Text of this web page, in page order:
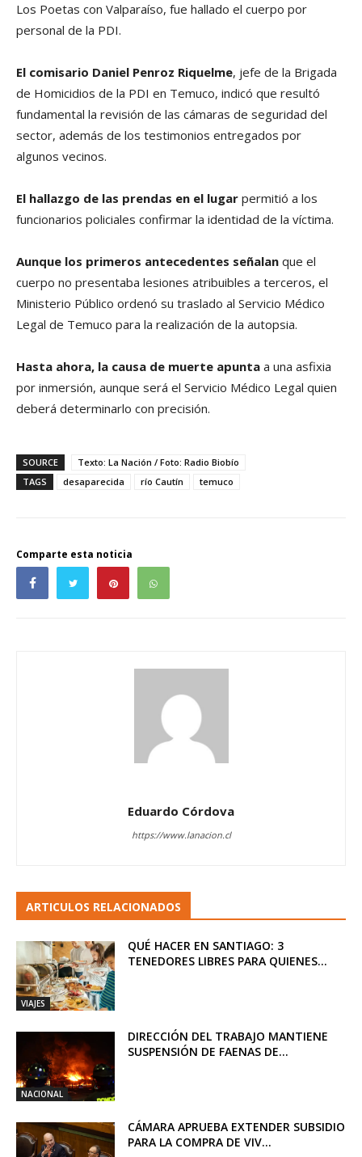
Los Poetas con Valparaíso, fue hallado el cuerpo por
personal de la PDI.
El comisario Daniel Penroz Riquelme, jefe de la Brigada
de Homicidios de la PDI en Temuco, indicó que resultó
fundamental la revisión de las cámaras de seguridad del
sector, además de los testimonios entregados por
algunos vecinos.
El hallazgo de las prendas en el lugar permitió a los
funcionarios policiales confirmar la identidad de la víctima.
Aunque los primeros antecedentes señalan que el
cuerpo no presentaba lesiones atribuibles a terceros, el
Ministerio Público ordenó su traslado al Servicio Médico
Legal de Temuco para la realización de la autopsia.
Hasta ahora, la causa de muerte apunta a una asfixia
por inmersión, aunque será el Servicio Médico Legal quien
deberá determinarlo con precisión.
SOURCE
Texto: La Nación / Foto: Radio Biobío
TAGS
desaparecida río Cautín temuco
Comparte esta noticia
Eduardo Córdova
https://www.lanacion.cl
ARTICULOS RELACIONADOS
VIAJES
QUÉ HACER EN SANTIAGO: 3
TENEDORES LIBRES PARA QUIENES...
NACIONAL
DIRECCIÓN DEL TRABAJO MANTIENE
SUSPENSIÓN DE FAENAS DE...
CÁMARA APRUEBA EXTENDER SUBSIDIO
PARA LA COMPRA DE VIV...